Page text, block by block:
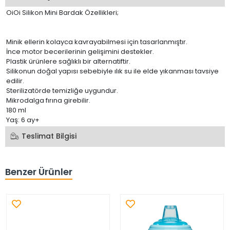
OiOi Silikon Mini Bardak Özellikleri;
Minik ellerin kolayca kavrayabilmesi için tasarlanmıştır.
İnce motor becerilerinin gelişimini destekler.
Plastik ürünlere sağlıklı bir alternatiftir.
Silikonun doğal yapısı sebebiyle ılık su ile elde yıkanması tavsiye
edilir.
Sterilizatörde temizliğe uygundur.
Mikrodalga fırına girebilir.
180 ml
Yaş: 6 ay+
Teslimat Bilgisi
Benzer Ürünler